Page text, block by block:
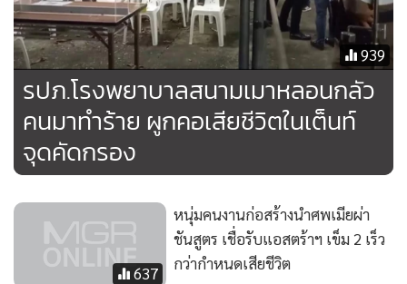
• ญี่ปุ่น
• News1
• Gotomanager
939
รปภ.โรงพยาบาลสนามเมาหลอนกลัว
คนมาทำร้าย ผูกคอเสียชีวิตในเต็นท์
จุดคัดกรอง
637
หนุ่มคนงานก่อสร้างนำศพเมียผ่า
ชันสูตร เชื่อรับแอสตร้าฯ เข็ม 2 เร็ว
กว่ากำหนดเสียชีวิต